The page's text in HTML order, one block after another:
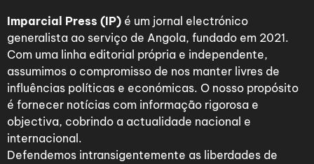
Imparcial Press (IP) é um jornal electrónico
generalista ao serviço de Angola, fundado em 2021.
Com uma linha editorial própria e independente,
assumimos o compromisso de nos manter livres de
influências políticas e económicas. O nosso propósito
é fornecer notícias com informação rigorosa e
objectiva, cobrindo a actualidade nacional e
internacional.
Defendemos intransigentemente as liberdades de